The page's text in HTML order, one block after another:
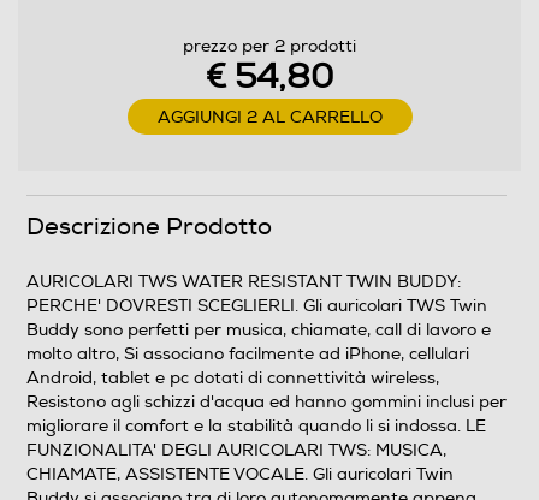
prezzo per 2 prodotti
€ 54,80
AGGIUNGI 2 AL CARRELLO
Descrizione Prodotto
AURICOLARI TWS WATER RESISTANT TWIN BUDDY:
PERCHE' DOVRESTI SCEGLIERLI. Gli auricolari TWS Twin
Buddy sono perfetti per musica, chiamate, call di lavoro e
molto altro, Si associano facilmente ad iPhone, cellulari
Android, tablet e pc dotati di connettività wireless,
Resistono agli schizzi d'acqua ed hanno gommini inclusi per
migliorare il comfort e la stabilità quando li si indossa. LE
FUNZIONALITA' DEGLI AURICOLARI TWS: MUSICA,
CHIAMATE, ASSISTENTE VOCALE. Gli auricolari Twin